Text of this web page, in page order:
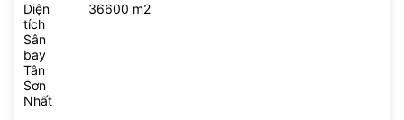
Diện
tích
Sân
bay
Tân
Sơn
Nhất
36600 m2